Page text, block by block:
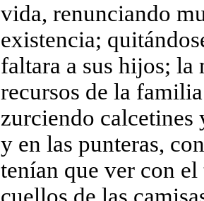
vida, renunciando
existencia;
faltara a sus hijos; la
recursos de la
zurciendo calcetines
y en las punteras,
tenían que ver con